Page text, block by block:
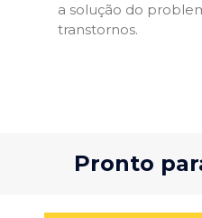
a solução do
transtornos.
Pronto